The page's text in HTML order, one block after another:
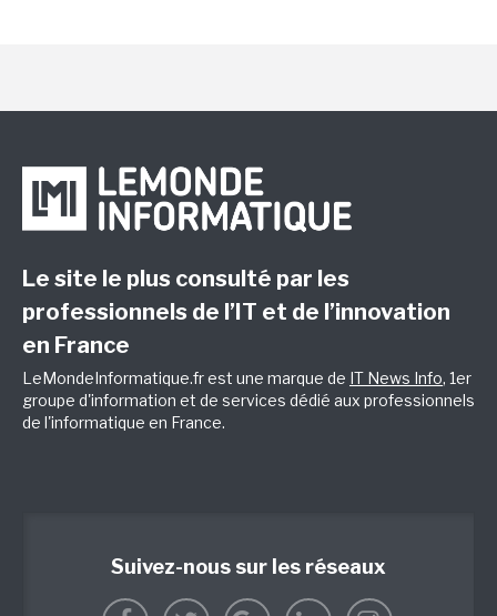
Le site le plus consulté par les
professionnels de l’IT et de l’innovation
en France
LeMondeInformatique.fr est une marque de IT News Info, 1er
groupe d'information et de services dédié aux professionnels
de l'informatique en France.
Suivez-nous sur les réseaux